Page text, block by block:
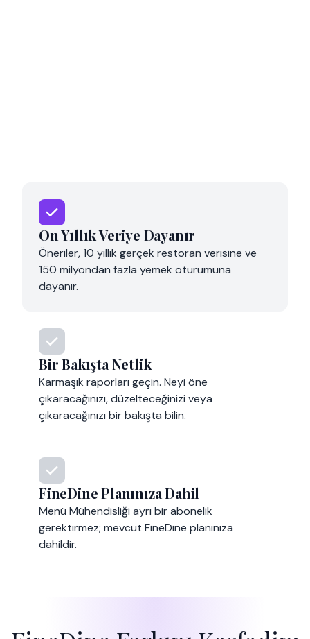
On Yıllık Veriye Dayanır
Öneriler, 10 yıllık gerçek restoran verisine ve
150 milyondan fazla yemek oturumuna
dayanır.
Bir Bakışta Netlik
Karmaşık raporları geçin. Neyi öne
çıkaracağınızı, düzelteceğinizi veya
çıkaracağınızı bir bakışta bilin.
FineDine Planınıza Dahil
Menü Mühendisliği ayrı bir abonelik
gerektirmez; mevcut FineDine planınıza
dahildir.